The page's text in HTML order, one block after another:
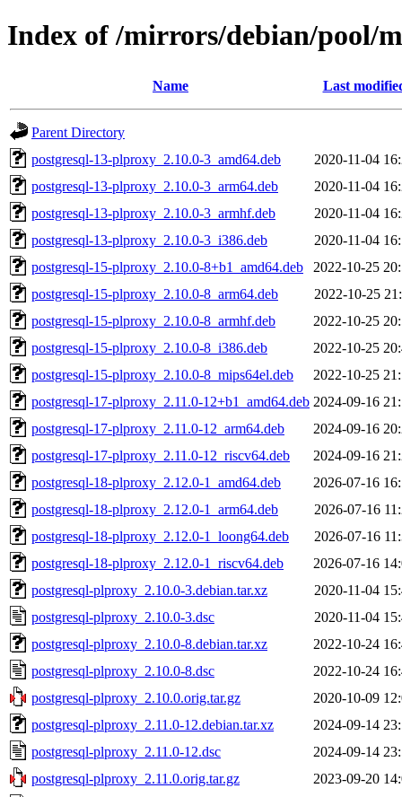
Index of /mirrors/debian/pool/
Name Last
Parent Directory
postgresql-13-plproxy_2.10.0-3_amd64.deb
2020-11-04
postgresql-13-plproxy_2.10.0-3_arm64.deb
2020-11-04
postgresql-13-plproxy_2.10.0-3_armhf.deb
2020-11-04
postgresql-13-plproxy_2.10.0-3_i386.deb
2020-11-04
postgresql-15-plproxy_2.10.0-8+b1_amd64.deb
2022-10-25
postgresql-15-plproxy_2.10.0-8_arm64.deb
2022-10-25
postgresql-15-plproxy_2.10.0-8_armhf.deb
2022-10-25
postgresql-15-plproxy_2.10.0-8_i386.deb
2022-10-25
postgresql-15-plproxy_2.10.0-8_mips64el.deb
2022-10-25
postgresql-17-plproxy_2.11.0-12+b1_amd64.deb 2024-09-16
postgresql-17-plproxy_2.11.0-12_arm64.deb
2024-09-16
postgresql-17-plproxy_2.11.0-12_riscv64.deb
2024-09-16
postgresql-18-plproxy_2.12.0-1_amd64.deb
2026-07-16
postgresql-18-plproxy_2.12.0-1_arm64.deb
2026-07-16
postgresql-18-plproxy_2.12.0-1_loong64.deb
2026-07-16
postgresql-18-plproxy_2.12.0-1_riscv64.deb
2026-07-16
postgresql-plproxy_2.10.0-3.debian.tar.xz
2020-11-04
postgresql-plproxy_2.10.0-3.dsc
2020-11-04
postgresql-plproxy_2.10.0-8.debian.tar.xz
2022-10-24
postgresql-plproxy_2.10.0-8.dsc
2022-10-24
postgresql-plproxy_2.10.0.orig.tar.gz
2020-10-09
postgresql-plproxy_2.11.0-12.debian.tar.xz
2024-09-14
postgresql-plproxy_2.11.0-12.dsc
2024-09-14
postgresql-plproxy_2.11.0.orig.tar.gz
2023-09-20